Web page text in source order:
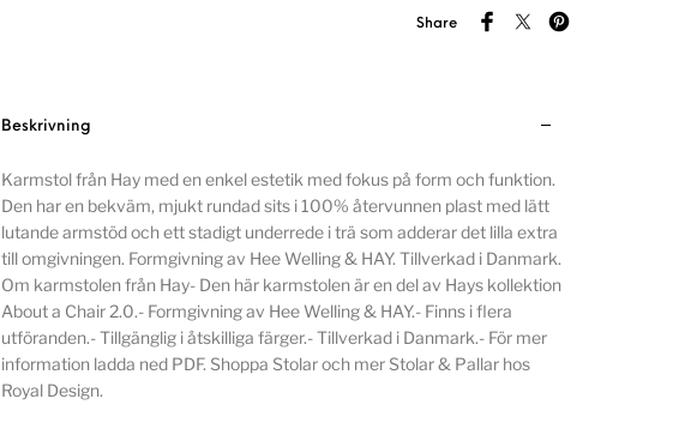
Share
Beskrivning
Karmstol från Hay med en enkel estetik med fokus på form och funktion.
Den har en bekväm, mjukt rundad sits i 100% återvunnen plast med lätt
lutande armstöd och ett stadigt underrede i trä som adderar det lilla extra
till omgivningen. Formgivning av Hee Welling & HAY. Tillverkad i Danmark.
Om karmstolen från Hay- Den här karmstolen är en del av Hays kollektion
About a Chair 2.0.- Formgivning av Hee Welling & HAY.- Finns i flera
utföranden.- Tillgänglig i åtskilliga färger.- Tillverkad i Danmark.- För mer
information ladda ned PDF. Shoppa Stolar och mer Stolar & Pallar hos
Royal Design.